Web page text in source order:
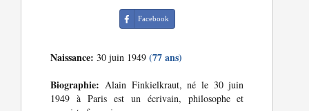
Facebook
Naissance: 30 juin 1949(77 ans)
Biographie: Alain Finkielkraut, né le 30 juin
1949 à Paris est un écrivain, philosophe et